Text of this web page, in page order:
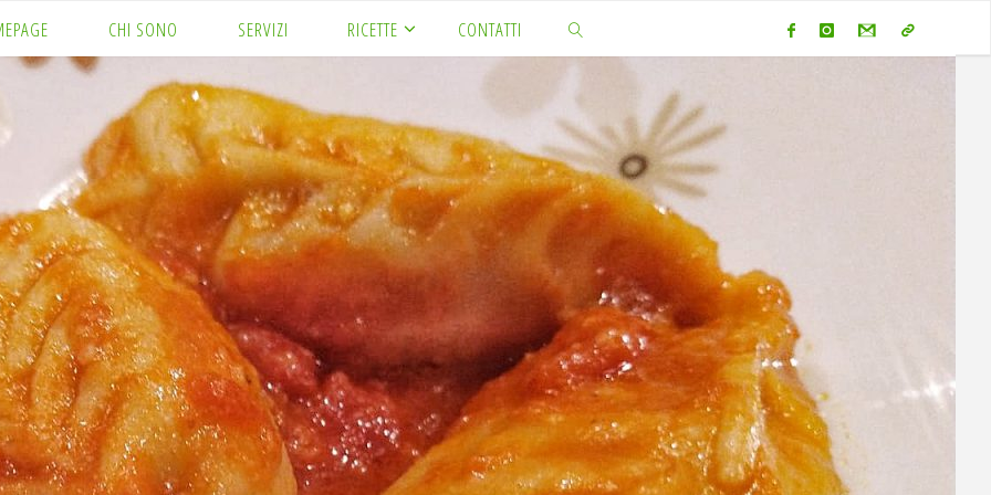
CHI SONO SERVIZI RICETTE CONTATTI